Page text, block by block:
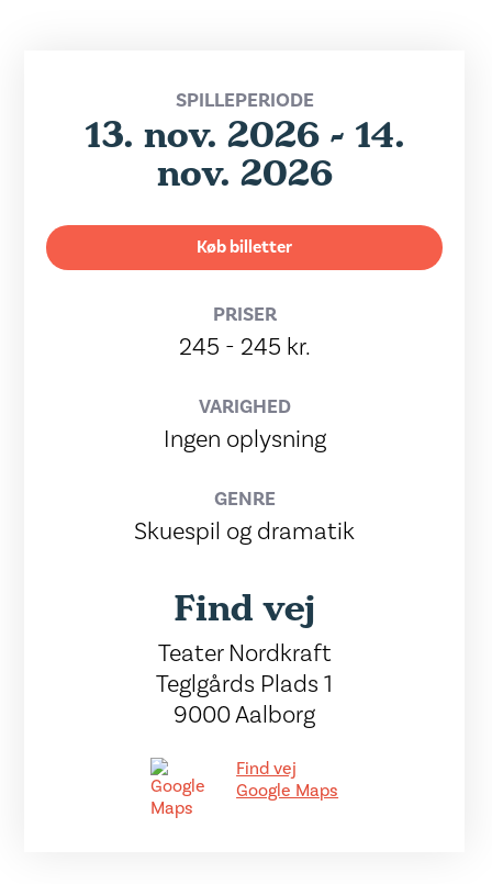
SPILLEPERIODE
13. nov. 2026 - 14.
nov. 2026
Køb billetter
PRISER
245 - 245 kr.
VARIGHED
Ingen oplysning
GENRE
Skuespil og dramatik
Find vej
Teater Nordkraft
Teglgårds Plads 1
9000 Aalborg
Find vej
Google Maps